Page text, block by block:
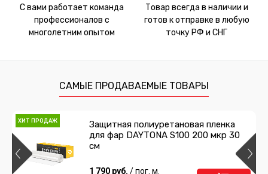
С вами работает команда
профессионалов с
многолетним опытом
Товар всегда в наличии и
готов к отправке в любую
точку РФ и СНГ
САМЫЕ ПРОДАВАЕМЫЕ ТОВАРЫ
ХИТ ПРОДАЖ
Защитная полиуретановая пленка
для фар DAYTONA S100 200 мкр 30
см
1 790 руб. / пог. м.